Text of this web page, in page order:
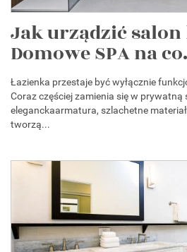
Jak urządzić
Domowe SPA na
Łazienka przestaje być wyłącznie
Coraz częściej zamienia się w prywatną
eleganckaarmatura, szlachetne
tworzą...